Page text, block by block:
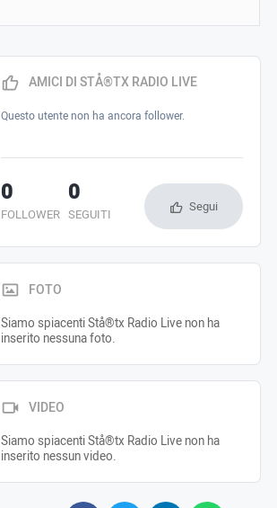
AMICI DI STÅ®TX RADIO LIVE
Questo utente non ha ancora follower.
FOLLOWER
0
SEGUITI
0 Segui
FOTO
Siamo spiacenti Stå®tx Radio Live non ha
inserito nessuna foto.
VIDEO
Siamo spiacenti Stå®tx Radio Live non ha
inserito nessun video.